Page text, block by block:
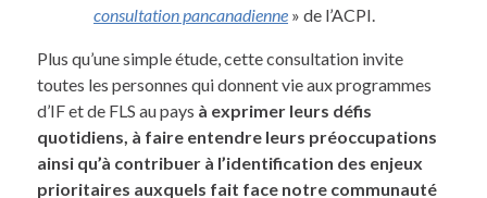
consultation pancanadienne » de l’ACPI.
Plus qu’une simple étude, cette consultation invite
toutes les personnes qui donnent vie aux programmes
d’IF et de FLS au pays à exprimer leurs défis
quotidiens, à faire entendre leurs préoccupations
ainsi qu’à contribuer à l’identification des enjeux
prioritaires auxquels fait face notre communauté